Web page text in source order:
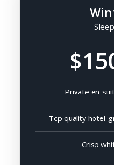
Private en-
Top quality hotel-
Crisp